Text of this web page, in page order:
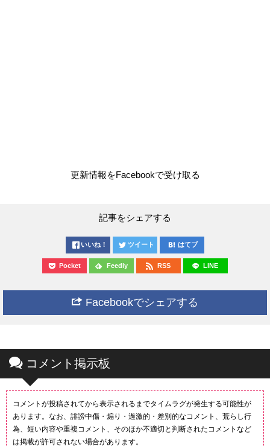
更新情報をFacebookで受け取る
記事をシェアする
いいね！ ツイート はてブ
Pocket Feedly RSS LINE
Facebookでシェアする
コメント掲示板
コメントが投稿されてから表示されるまでタイムラグが発生する可能性が
あります。なお、誹謗中傷・煽り・過激的・差別的なコメント、荒らし行
為、短い内容や重複コメント、そのほか不適切と判断されたコメントなど
は掲載が許可されない場合があります。